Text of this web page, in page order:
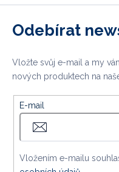
Odebírat
Vložte svůj e-mail a my
nových produktech na
E-mail
Vložením e-mailu